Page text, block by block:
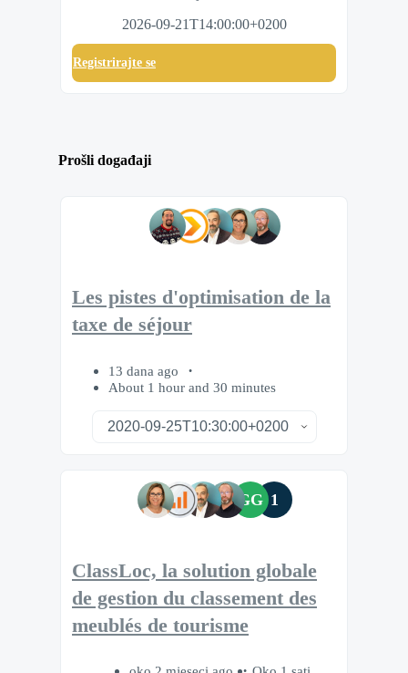
2026-09-21T14:00:00+0200
Registrirajte se
Prošli događaji
Les pistes d'optimisation de la
taxe de séjour
13 dana ago
About 1 hour and 30 minutes
GG 1
ClassLoc, la solution globale
de gestion du classement des
meublés de tourisme